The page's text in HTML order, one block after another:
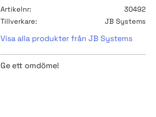
Artikelnr
30492
Tillverkare
JB Systems
Visa alla produkter från JB Systems
Ge ett omdöme!